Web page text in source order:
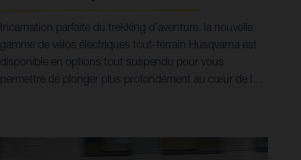
Incarnation parfaite du trekking d’aventure, la nouvelle
gamme de vélos électriques tout-terrain Husqvarna est
disponible en options tout suspendu pour vous
permettre de plonger plus profondément au cœur de la